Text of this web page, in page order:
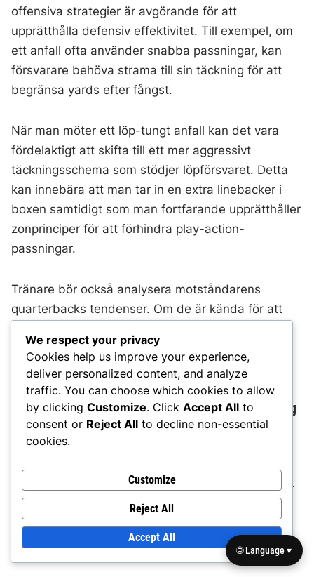
offensiva strategier är avgörande för att
upprätthålla defensiv effektivitet. Till exempel, om
ett anfall ofta använder snabba passningar, kan
försvarare behöva strama till sin täckning för att
begränsa yards efter fångst.
När man möter ett löp-tungt anfall kan det vara
fördelaktigt att skifta till ett mer aggressivt
täckningsschema som stödjer löpförsvaret. Detta
kan innebära att man tar in en extra linebacker i
boxen samtidigt som man fortfarande upprätthåller
zonprinciper för att förhindra play-action-
passningar.
Tränare bör också analysera motståndarens
quarterbacks tendenser. Om de är kända för att
motverka dessa tendenser, vilket säkerställer att
försvaret förblir ett steg före.
Vanliga täckningsmisstag vid implementering
av Zone Blitz
En vanlig miss i Zone Blitz Defense är att
överengagera sig i blitzningen, vilket lämnar zoner
sårbara. När försvarare fokuserar för mycket på
press kan de försummas sina täckningsansvar,
vilket leder till lätta fullföljningar för anfallsspelet.
We respect your privacy
Cookies help us improve your experience,
deliver personalized content, and analyze
traffic. You can choose which cookies to allow
by clicking Customize. Click Accept All to
consent or Reject All to decline non-essential
cookies.
Customize
Reject All
Accept All
🌐 Language ▾